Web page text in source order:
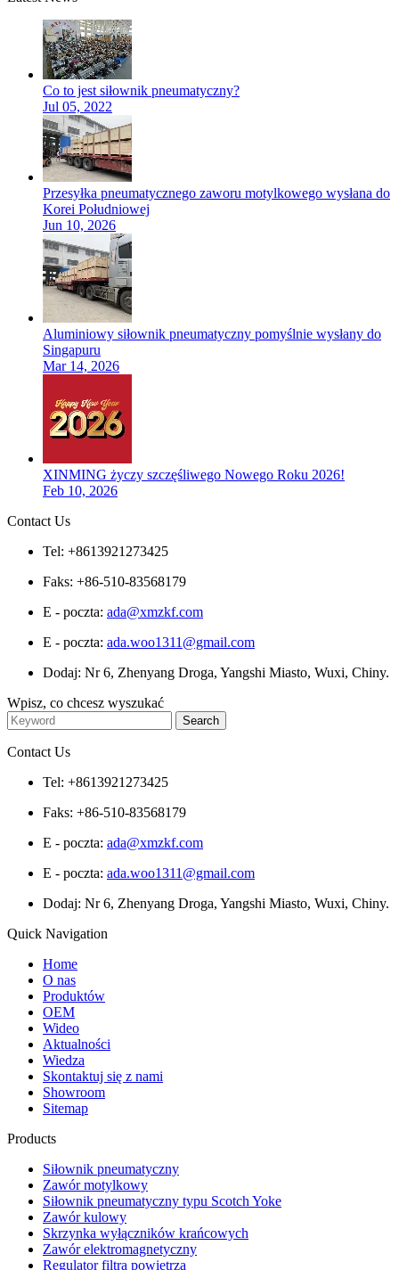
Co to jest siłownik pneumatyczny?
Jul 05, 2022
Przesyłka pneumatycznego zaworu motylkowego wysłana do
Korei Południowej
Jun 10, 2026
Aluminiowy siłownik pneumatyczny pomyślnie wysłany do
Singapuru
Mar 14, 2026
XINMING życzy szczęśliwego Nowego Roku 2026!
Feb 10, 2026
Contact Us
Tel: +8613921273425
Faks: +86-510-83568179
E - poczta: ada@xmzkf.com
E - poczta: ada.woo1311@gmail.com
Dodaj: Nr 6, Zhenyang Droga, Yangshi Miasto, Wuxi, Chiny.
Wpisz, co chcesz wyszukać
Contact Us
Tel: +8613921273425
Faks: +86-510-83568179
E - poczta: ada@xmzkf.com
E - poczta: ada.woo1311@gmail.com
Dodaj: Nr 6, Zhenyang Droga, Yangshi Miasto, Wuxi, Chiny.
Quick Navigation
Home
O nas
Produktów
OEM
Wideo
Aktualności
Wiedza
Skontaktuj się z nami
Showroom
Sitemap
Products
Siłownik pneumatyczny
Zawór motylkowy
Siłownik pneumatyczny typu Scotch Yoke
Zawór kulowy
Skrzynka wyłączników krańcowych
Zawór elektromagnetyczny
Regulator filtra powietrza